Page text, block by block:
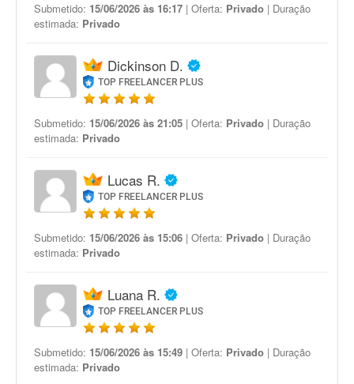
Submetido: 15/06/2026 às 16:17 | Oferta: Privado | Duração
estimada: Privado
Dickinson D.
TOP FREELANCER PLUS
Submetido: 15/06/2026 às 21:05 | Oferta: Privado | Duração
estimada: Privado
Lucas R.
TOP FREELANCER PLUS
Submetido: 15/06/2026 às 15:06 | Oferta: Privado | Duração
estimada: Privado
Luana R.
TOP FREELANCER PLUS
Submetido: 15/06/2026 às 15:49 | Oferta: Privado | Duração
estimada: Privado